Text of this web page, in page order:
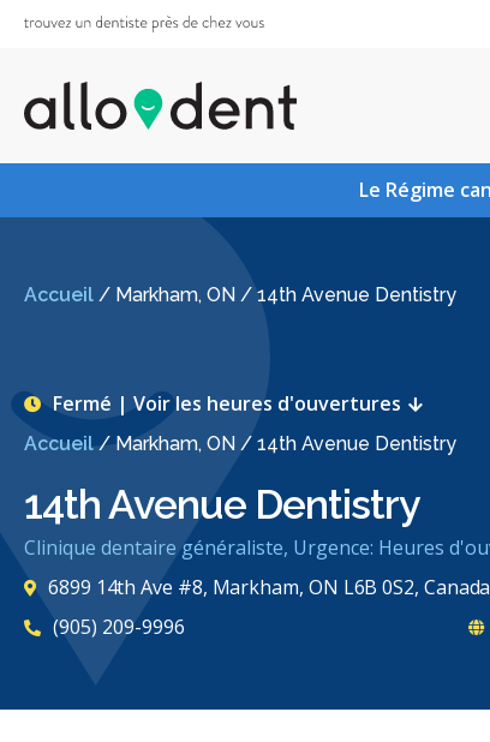
Le Régime
Accueil / Markham, ON /14th Avenue Dentistry
Accueil/Markham, ON / 14th Avenue Dentistry
14th Avenue Dentistry
Clinique dentaire généraliste, Urgence: Heures
Fermé | Voir les heures d'ouvertures
6899 14th Ave #8, Markham, ON L6B 0S2, Canada
(905) 209-9996